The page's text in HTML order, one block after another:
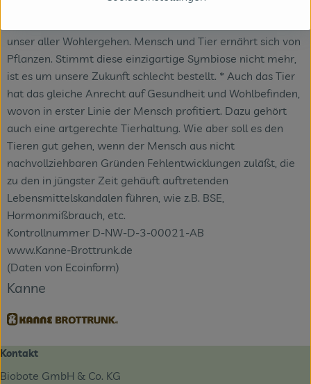
verbessern und sie dadurch auch künftigen Generationen
unser aller Wohlergehen. Mensch und Tier ernährt sich von
Pflanzen. Stimmt diese einzigartige Symbiose nicht mehr,
ist es um unsere Zukunft schlecht bestellt. * Auch das Tier
hat das gleiche Anrecht auf Gesundheit und Wohlbefinden,
wovon in erster Linie der Mensch profitiert. Dazu gehört
auch eine artgerechte Tierhaltung. Wie aber soll es den
Tieren gut gehen, wenn der Mensch aus nicht
nachvollziehbaren Gründen Fehlentwicklungen zuläßt, die
zu den in jüngster Zeit gehäuft auftretenden
Lebensmittelskandalen führen, wie z.B. BSE,
Hormonmißbrauch, etc.
Kontrollnummer D-NW-D-3-00021-AB
www.Kanne-Brottrunk.de
(Daten von Ecoinform)
Kanne
Kontakt
Biobote GmbH & Co. KG